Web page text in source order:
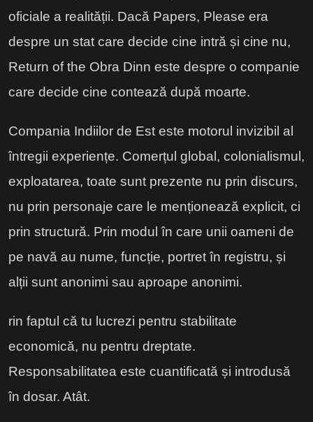
oficiale a realității. Dacă Papers, Please era
despre un stat care decide cine intră și cine nu,
Return of the Obra Dinn este despre o companie
care decide cine contează după moarte.
Compania Indiilor de Est este motorul invizibil al
întregii experiențe. Comerțul global, colonialismul,
exploatarea, toate sunt prezente nu prin discurs,
nu prin personaje care le menționează explicit, ci
prin structură. Prin modul în care unii oameni de
pe navă au nume, funcție, portret în registru, și
alții sunt anonimi sau aproape anonimi.
rin faptul că tu lucrezi pentru stabilitate
economică, nu pentru dreptate.
Responsabilitatea este cuantificată și introdusă
în dosar. Atât.